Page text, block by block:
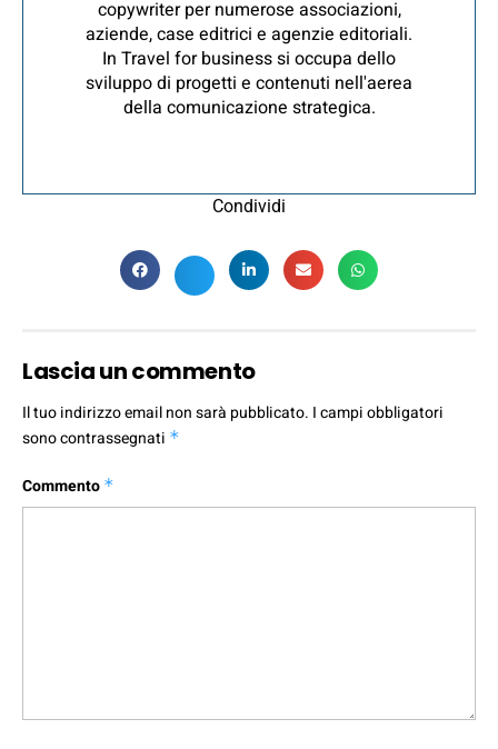
copywriter per numerose associazioni,
aziende, case editrici e agenzie editoriali.
In Travel for business si occupa dello
sviluppo di progetti e contenuti nell'aerea
della comunicazione strategica.
Condividi
Lascia un commento
Il tuo indirizzo email non sarà pubblicato. I campi obbligatori
sono contrassegnati *
Commento *